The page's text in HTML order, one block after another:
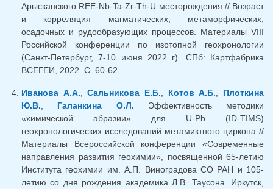
Арысканского REE-Nb-Ta-Zr-Th-U месторождения // Возраст
и корреляция магматических, метаморфических,
осадочных и рудообразующих процессов. Материалы VIII
Российской конференции по изотопной геохронологии
(Санкт-Петербург, 7-10 июня 2022 г). СПб: Картфабрика
ВСЕГЕИ, 2022. С. 60-62.
Иванова А.А. ,Сальникова Е.Б. Котов А.Б.
Плоткина
Ю.В.
Галанкина О.Л. Эффективность методики
«химической абразии» для U-Pb (ID-TIMS)
геохронологических исследований метамиктного циркона //
Материалы Всероссийской конференции «Современные
направления развития геохимии», посвященной 65-летию
Института геохимии им. А.П. Виноградова СО РАН и 105-
летию со дня рождения академика Л.В. Таусона. Иркутск,